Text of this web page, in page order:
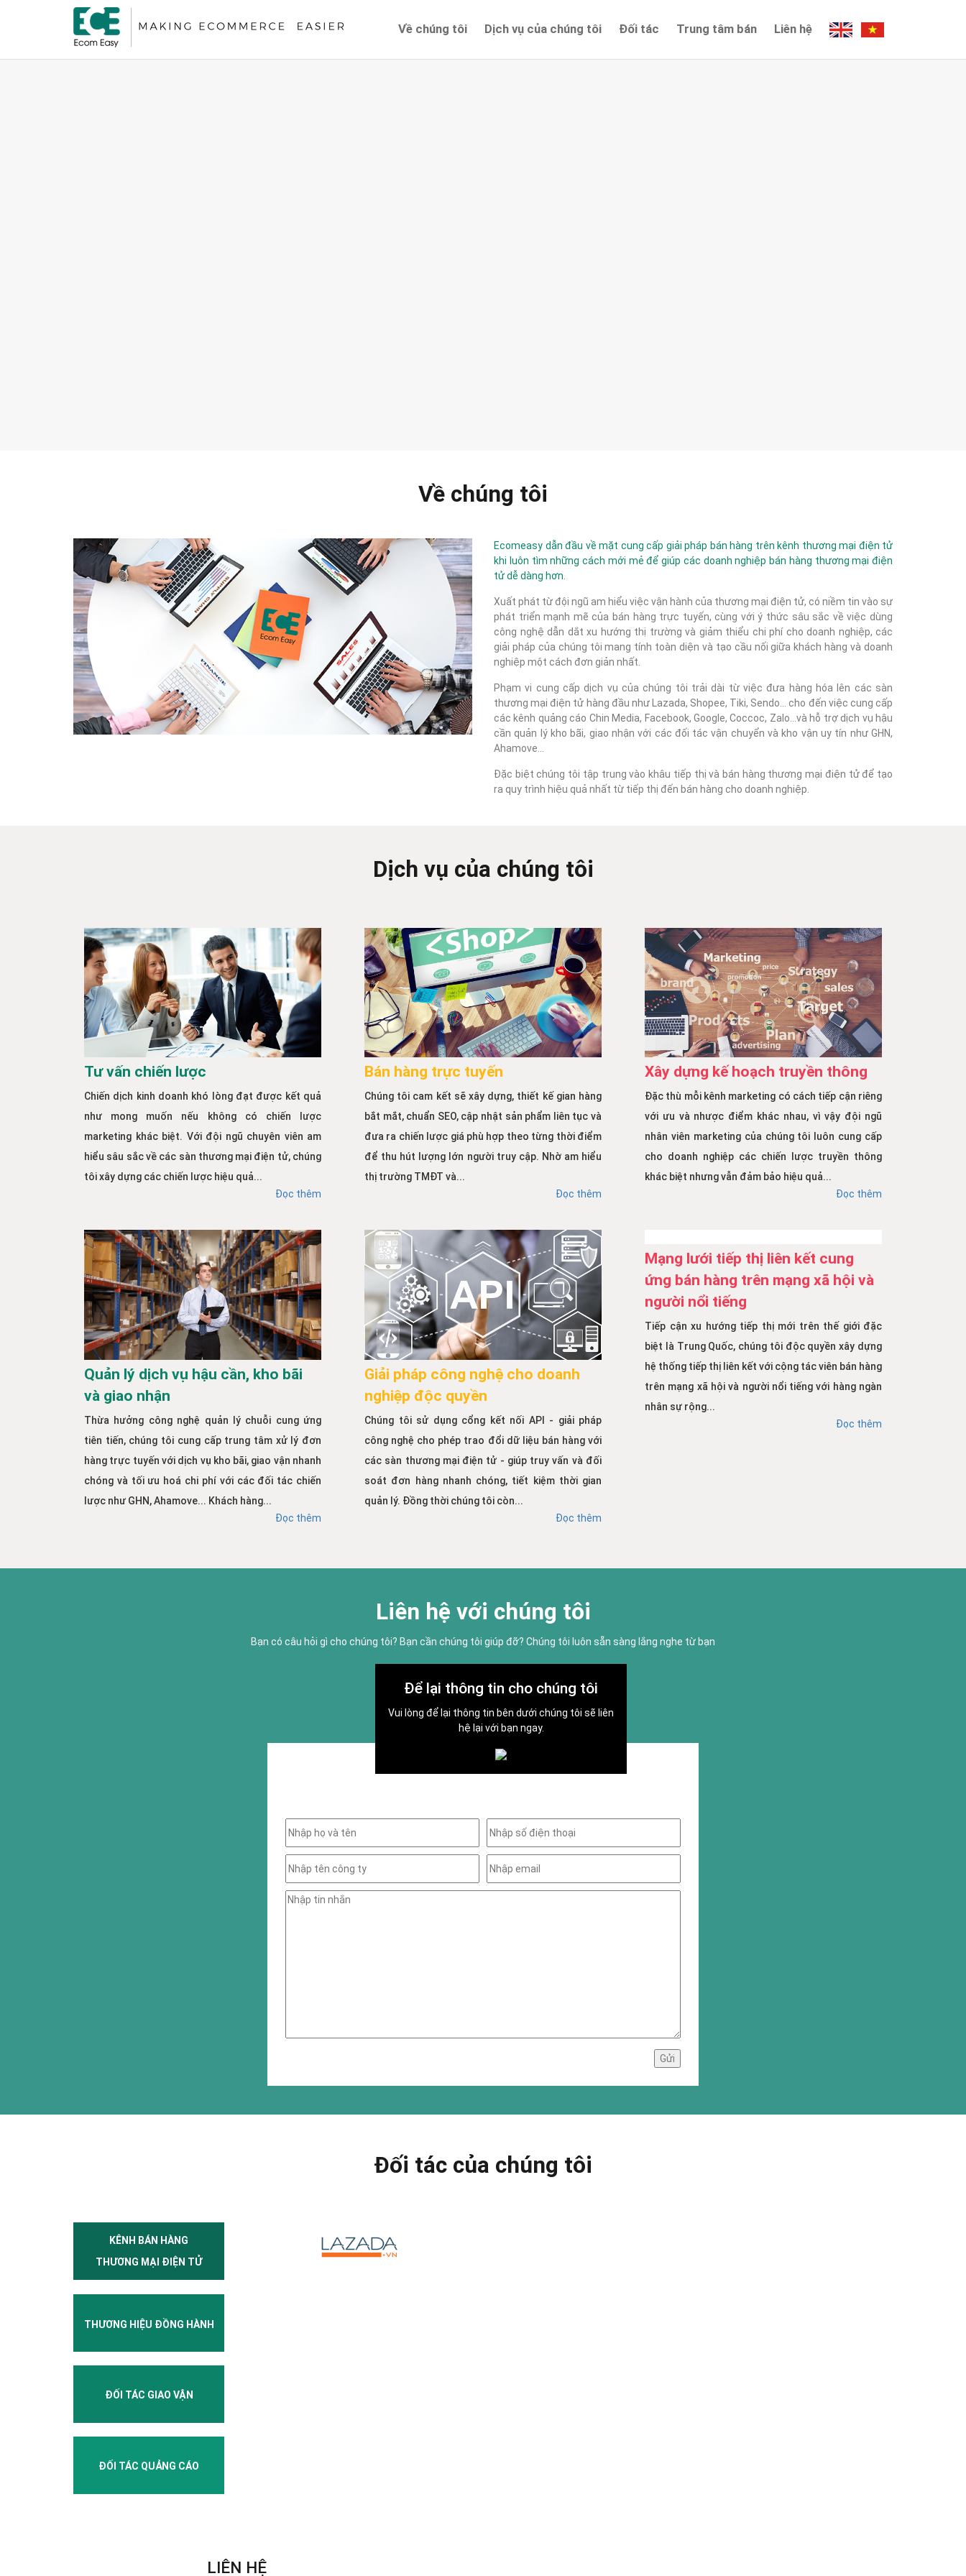
Về chúng tôi Dịch vụ của chúng tôi Đối tác Trung tâm bán Liên hệ
Về chúng tôi
Ecomeasy dẫn đầu về mặt cung cấp giải pháp bán hàng trên kênh thương mại điện tử
khi luôn tìm những cách mới mẻ để giúp các doanh nghiệp bán hàng thương mại điện
tử dễ dàng hơn.
Xuất phát từ đội ngũ am hiểu việc vận hành của thương mại điện tử, có niềm tin vào sự
phát triển mạnh mẽ của bán hàng trực tuyến, cùng với ý thức sâu sắc về việc dùng
công nghệ dẫn dắt xu hướng thị trường và giảm thiểu chi phí cho doanh nghiệp, các
giải pháp của chúng tôi mang tính toàn diện và tạo cầu nối giữa khách hàng và doanh
nghiệp một cách đơn giản nhất.
Phạm vi cung cấp dịch vụ của chúng tôi trải dài từ việc đưa hàng hóa lên các sàn
thương mại điện tử hàng đầu như Lazada, Shopee, Tiki, Sendo... cho đến việc cung cấp
các kênh quảng cáo Chin Media, Facebook, Google, Coccoc, Zalo...và hỗ trợ dịch vụ hậu
cần quản lý kho bãi, giao nhận với các đối tác vận chuyển và kho vận uy tín như GHN,
Ahamove...
Đặc biệt chúng tôi tập trung vào khâu tiếp thị và bán hàng thương mại điện tử để tạo
ra quy trình hiệu quả nhất từ tiếp thị đến bán hàng cho doanh nghiệp.
Dịch vụ của chúng tôi
Tư vấn chiến lược
Chiến dịch kinh doanh khó lòng đạt được kết quả
như mong muốn nếu không có chiến lược
marketing khác biệt. Với đội ngũ chuyên viên am
hiểu sâu sắc về các sàn thương mại điện tử, chúng
tôi xây dựng các chiến lược hiệu quả...
Đọc thêm
Bán hàng trực tuyến
Chúng tôi cam kết sẽ xây dựng, thiết kế gian hàng
bắt mắt, chuẩn SEO, cập nhật sản phẩm liên tục và
đưa ra chiến lược giá phù hợp theo từng thời điểm
để thu hút lượng lớn người truy cập. Nhờ am hiểu
thị trường TMĐT và...
Đọc thêm
Xây dựng kế hoạch truyền thông
Đặc thù mỗi kênh marketing có cách tiếp cận riêng
với ưu và nhược điểm khác nhau, vì vậy đội ngũ
nhân viên marketing của chúng tôi luôn cung cấp
cho doanh nghiệp các chiến lược truyền thông
khác biệt nhưng vẫn đảm bảo hiệu quả...
Đọc thêm
Quản lý dịch vụ hậu cần, kho bãi
và giao nhận
Thừa hưởng công nghệ quản lý chuỗi cung ứng
tiên tiến, chúng tôi cung cấp trung tâm xử lý đơn
hàng trực tuyến với dịch vụ kho bãi, giao vận nhanh
chóng và tối ưu hoá chi phí với các đối tác chiến
lược như GHN, Ahamove... Khách hàng...
Đọc thêm
Giải pháp công nghệ cho doanh
nghiệp độc quyền
Chúng tôi sử dụng cổng kết nối API - giải pháp
công nghệ cho phép trao đổi dữ liệu bán hàng với
các sàn thương mại điện tử - giúp truy vấn và đối
soát đơn hàng nhanh chóng, tiết kiệm thời gian
quản lý. Đồng thời chúng tôi còn...
Đọc thêm
Mạng lưới tiếp thị liên kết cung
ứng bán hàng trên mạng xã hội và
người nổi tiếng
Tiếp cận xu hướng tiếp thị mới trên thế giới đặc
biệt là Trung Quốc, chúng tôi độc quyền xây dựng
hệ thống tiếp thị liên kết với cộng tác viên bán hàng
trên mạng xã hội và người nổi tiếng với hàng ngàn
nhân sự rộng...
Đọc thêm
Liên hệ với chúng tôi
Bạn có câu hỏi gì cho chúng tôi? Bạn cần chúng tôi giúp đỡ? Chúng tôi luôn sẵn sàng lắng nghe từ bạn
Để lại thông tin cho chúng tôi
Vui lòng để lại thông tin bên dưới chúng tôi sẽ liên
hệ lại với bạn ngay.
Đối tác của chúng tôi
KÊNH BÁN HÀNG
THƯƠNG MẠI ĐIỆN TỬ
THƯƠNG HIỆU ĐỒNG HÀNH
ĐỐI TÁC GIAO VẬN
ĐỐI TÁC QUẢNG CÁO
LIÊN HỆ